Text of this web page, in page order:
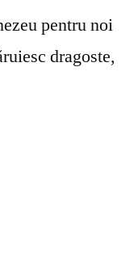
pentru noi
dragoste,